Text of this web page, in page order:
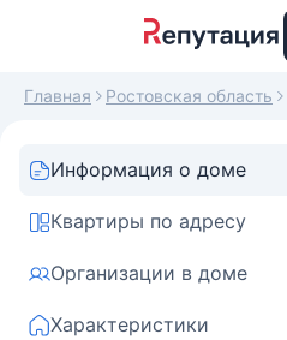
Главная Ростовская область
Информация о доме
Квартиры по адресу
Организации в доме
Характеристики